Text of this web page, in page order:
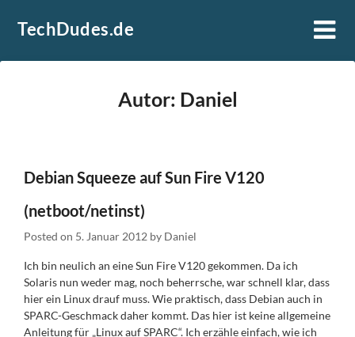
TechDudes.de
Autor: Daniel
Debian Squeeze auf Sun Fire V120
(netboot/netinst)
Posted on 5. Januar 2012 by Daniel
Ich bin neulich an eine Sun Fire V120 gekommen. Da ich
Solaris nun weder mag, noch beherrsche, war schnell klar, dass
hier ein Linux drauf muss. Wie praktisch, dass Debian auch in
SPARC-Geschmack daher kommt. Das hier ist keine allgemeine
Anleitung für „Linux auf SPARC“. Ich erzähle einfach, wie ich